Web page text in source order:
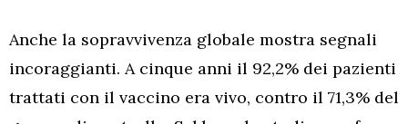
Anche la sopravvivenza globale mostra segnali
incoraggianti. A cinque anni il 92,2% dei pazienti
trattati con il vaccino era vivo, contro il 71,3% del